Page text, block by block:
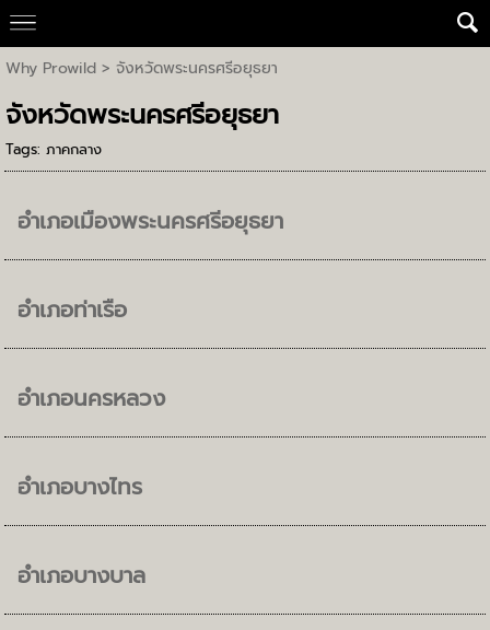
Why Prowild> จังหวัดพระนครศรีอยุธยา
จังหวัดพระนครศรีอยุธยา
Tags: ภาคกลาง
อำเภอเมืองพระนครศรีอยุธยา
อำเภอท่าเรือ
อำเภอนครหลวง
อำเภอบางไทร
อำเภอบางบาล